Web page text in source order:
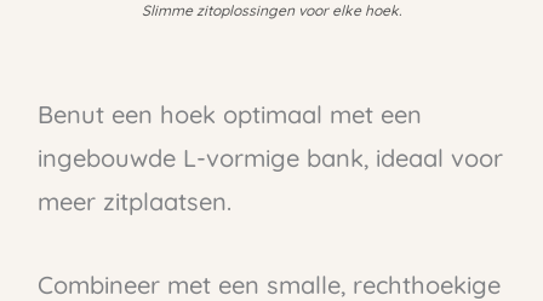
Slimme zitoplossingen voor elke hoek.
Benut een hoek optimaal met een
ingebouwde L-vormige bank, ideaal voor
meer zitplaatsen.
Combineer met een smalle, rechthoekige